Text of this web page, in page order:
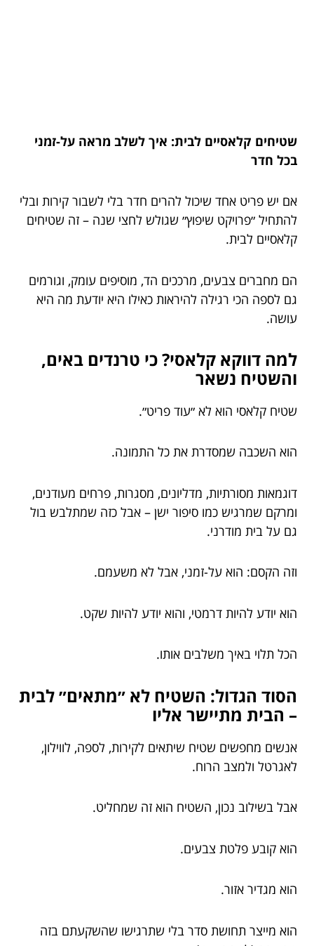
שטיחים קלאסיים לבית: איך לשלב מראה על-זמני
בכל חדר
אם יש פריט אחד שיכול להרים חדר בלי לשבור קירות ובלי
להתחיל ״פרויקט שיפוץ״ שגולש לחצי שנה – זה שטיחים
קלאסיים לבית.
הם מחברים צבעים, מרככים הד, מוסיפים עומק, וגורמים
גם לספה הכי רגילה להיראות כאילו היא יודעת מה היא
עושה.
למה דווקא קלאסי? כי טרנדים באים,
והשטיח נשאר
שטיח קלאסי הוא לא ״עוד פריט״.
הוא השכבה שמסדרת את כל התמונה.
דוגמאות מסורתיות, מדליונים, מסגרות, פרחים מעודנים,
ומרקם שמרגיש כמו סיפור ישן – אבל כזה שמתלבש בול
גם על בית מודרני.
וזה הקסם: הוא על-זמני, אבל לא משעמם.
הוא יודע להיות דרמטי, והוא יודע להיות שקט.
הכל תלוי באיך משלבים אותו.
הסוד הגדול: השטיח לא ״מתאים״ לבית
– הבית מתיישר אליו
אנשים מחפשים שטיח שיתאים לקירות, לספה, לווילון,
לאגרטל ולמצב הרוח.
אבל בשילוב נכון, השטיח הוא זה שמחליט.
הוא קובע פלטת צבעים.
הוא מגדיר אזור.
הוא מייצר תחושת סדר בלי שתרגישו שהשקעתם בזה